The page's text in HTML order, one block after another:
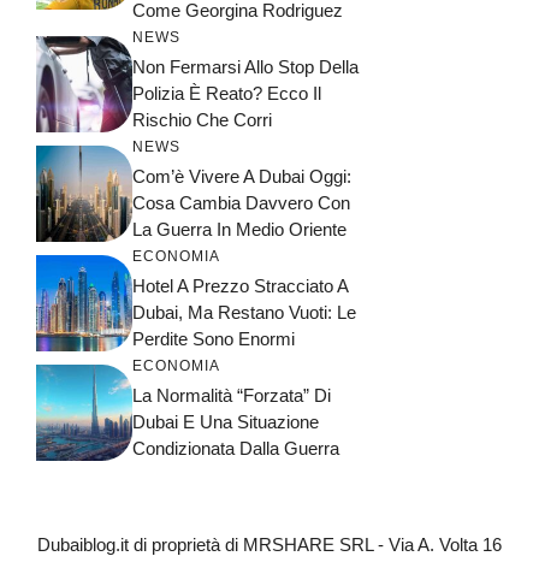
Come Georgina Rodriguez
NEWS
Non Fermarsi Allo Stop Della
Polizia È Reato? Ecco Il
Rischio Che Corri
NEWS
Com’è Vivere A Dubai Oggi:
Cosa Cambia Davvero Con
La Guerra In Medio Oriente
ECONOMIA
Hotel A Prezzo Stracciato A
Dubai, Ma Restano Vuoti: Le
Perdite Sono Enormi
ECONOMIA
La Normalità “forzata” Di
Dubai E Una Situazione
Condizionata Dalla Guerra
Dubaiblog.it di proprietà di MRSHARE SRL - Via A. Volta 16